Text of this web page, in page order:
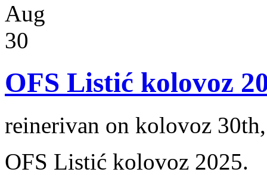
Aug
30
OFS Listić kolovoz
reinerivan on kolovoz
OFS Listić kolovoz 2025.